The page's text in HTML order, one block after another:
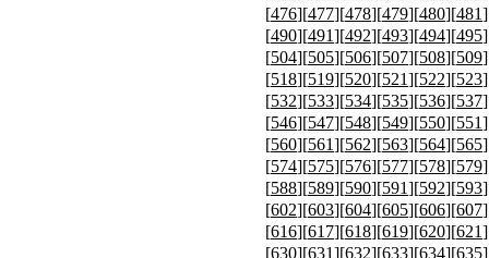
[476][477][478][479][480][481
[490][491][492][493][494][495
[504][505][506][507][508][509
[518][519][520][521][522][523
[532][533][534][535][536][537
[546][547][548][549][550][551
[560][561][562][563][564][565
[574][575][576][577][578][579
[588][589][590][591][592][593
[602][603][604][605][606][607
[616][617][618][619][620][621
[630][631][632][633][634][635